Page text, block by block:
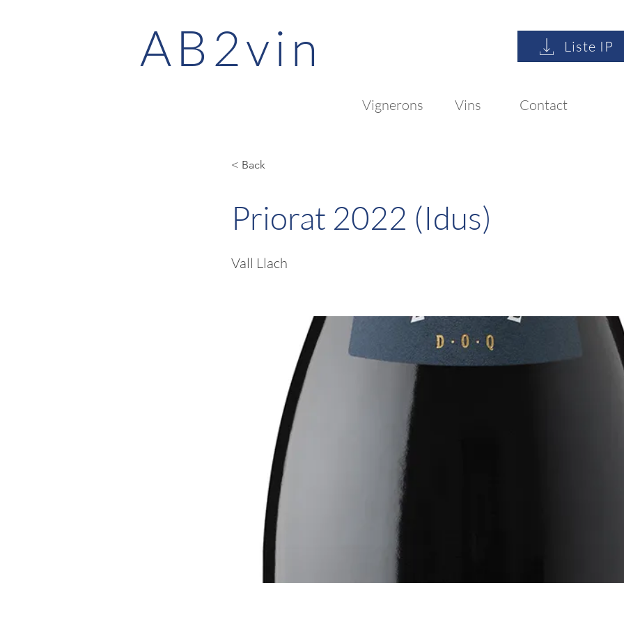
AB2vin Liste IP
Vignerons Vins Contact
< Back
Priorat 2022 (Idus)
Vall Llach